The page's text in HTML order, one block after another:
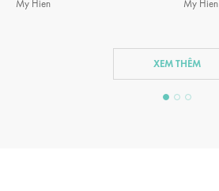
My Hien My Hien
XEM THÊM